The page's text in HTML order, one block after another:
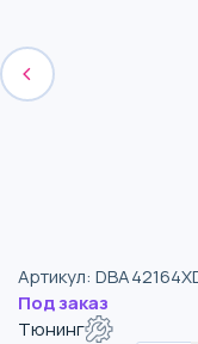
Артикул:
Под заказ
Тюнинг